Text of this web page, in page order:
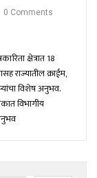
0 Comments
क्षेत्रात 18
राज्यातील क्राईम,
विशेष अनुभव.
विभागीय